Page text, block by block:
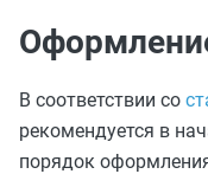
В соответствии со
рекомендуется в
порядок